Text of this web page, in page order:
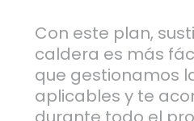
Con este plan,
caldera es más
que gestionamos
aplicables y te